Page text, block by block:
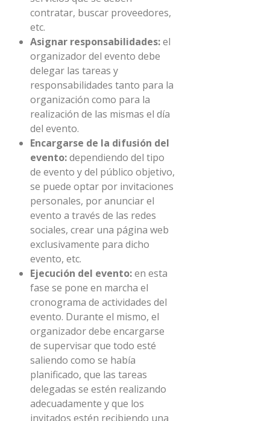
contratar, buscar proveedores,
etc.
Asignar responsabilidades:el
organizador del evento debe
delegar las tareas y
responsabilidades tanto para la
organización como para la
realización de las mismas el día
del evento.
Encargarse de la difusión del
evento:dependiendo del tipo
de evento y del público objetivo,
se puede optar por invitaciones
personales, por anunciar el
evento a través de las redes
sociales, crear una página web
exclusivamente para dicho
evento, etc.
Ejecución del evento:en esta
fase se pone en marcha el
cronograma de actividades del
evento. Durante el mismo, el
organizador debe encargarse
de supervisar que todo esté
saliendo como se había
planificado, que las tareas
delegadas se estén realizando
adecuadamente y que los
invitados estén recibiendo una